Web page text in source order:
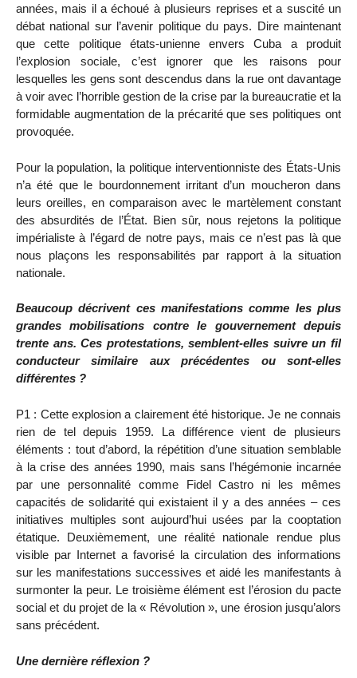
années, mais il a échoué à plusieurs reprises et a suscité un
débat national sur l’avenir politique du pays. Dire maintenant
que cette politique états-unienne envers Cuba a produit
l’explosion sociale, c’est ignorer que les raisons pour
lesquelles les gens sont descendus dans la rue ont davantage
à voir avec l’horrible gestion de la crise par la bureaucratie et la
formidable augmentation de la précarité que ses politiques ont
provoquée.
Pour la population, la politique interventionniste des États-Unis
n’a été que le bourdonnement irritant d’un moucheron dans
leurs oreilles, en comparaison avec le martèlement constant
des absurdités de l’État. Bien sûr, nous rejetons la politique
impérialiste à l’égard de notre pays, mais ce n’est pas là que
nous plaçons les responsabilités par rapport à la situation
nationale.
Beaucoup décrivent ces manifestations comme les plus
grandes mobilisations contre le gouvernement depuis
trente ans. Ces protestations, semblent-elles suivre un fil
conducteur similaire aux précédentes ou sont-elles
différentes ?
P1 : Cette explosion a clairement été historique. Je ne connais
rien de tel depuis 1959. La différence vient de plusieurs
éléments : tout d’abord, la répétition d’une situation semblable
à la crise des années 1990, mais sans l’hégémonie incarnée
par une personnalité comme Fidel Castro ni les mêmes
capacités de solidarité qui existaient il y a des années – ces
initiatives multiples sont aujourd’hui usées par la cooptation
étatique. Deuxièmement, une réalité nationale rendue plus
visible par Internet a favorisé la circulation des informations
sur les manifestations successives et aidé les manifestants à
surmonter la peur. Le troisième élément est l’érosion du pacte
social et du projet de la « Révolution », une érosion jusqu’alors
sans précédent.
Une dernière réflexion ?